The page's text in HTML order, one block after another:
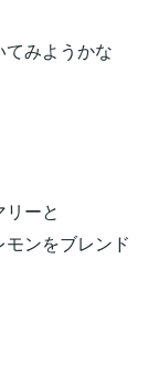
みようかな
ーと
ンをブレンド